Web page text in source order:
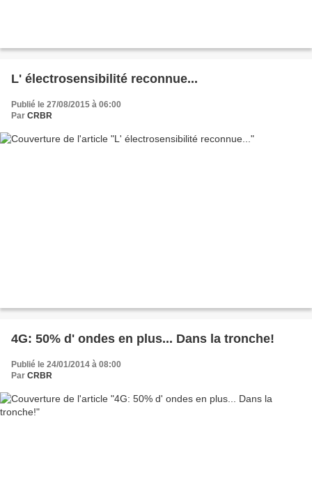
L' électrosensibilité reconnue...
Publié le 27/08/2015 à 06:00
Par CRBR
4G: 50% d' ondes en plus... Dans la tronche!
Publié le 24/01/2014 à 08:00
Par CRBR